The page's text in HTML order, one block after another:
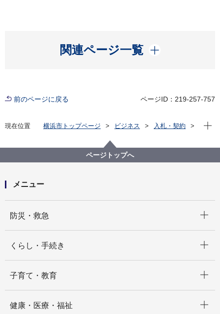
関連ページ一覧
開く
前のページに戻る ページID：219-257-757
現在位置 横浜市トップページ ビジネス
入札・契約
現在
ページトップへ
メニュー
防災・救急
くらし・手続き
子育て・教育
健康・医療・福祉